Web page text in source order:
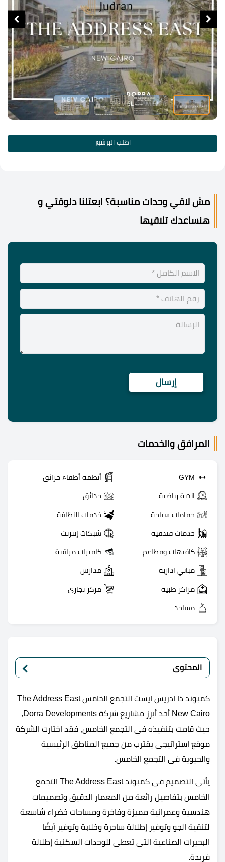
اطلب البرشور
مش لاقي وحدات مناسبة؟ ابعتلنا دلوقتي و
هنساعدك تلاقيها
المرافق والخدمات
GYM أنظمة أطفاء حرائق
اندية رياضية حدائق
حمامات سباحة خدمات النظافة
خدمات فندقية شبكات إنترنت
كافيهات ومطاعم كاميرات مراقبة
مباني ادارية مدارس
مراكز طبية مركز تجاري
مساجد
المحتوى
كمبوند ذا ادريس ايست التجمع الخامس The Address East
New Cairo أحد أبرز مشاريع شركة Dorra Developments،
حيث قامت بتنفيذه في التجمع الخامس، فقد اختارت الشركة
موقع استراتيجى يقترب من جميع المناطق الرئيسية
والحيوية فى التجمع الخامس.
يأتى التصميم فى كمبوند The Address East التجمع
الخامس بتفاصيل رائعة من المعمار الدقيق وتصميمات
هندسية وعمرانية مميزة وفاخرة ومساحات خضراء شاسعة
لتنقية الجو وتوفير إطلالة ساحرة وخلابة وتوفير أيضًا
البحيرات الصناعية التى تعطى للوحدات السكنية إطلالة
فريدة.